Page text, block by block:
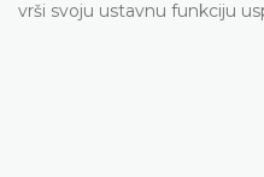
vrši svoju ustavnu funkciju